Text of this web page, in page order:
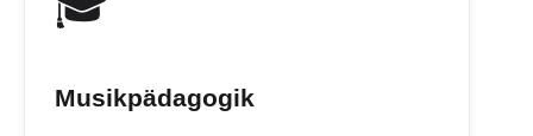
Musikpädagogik